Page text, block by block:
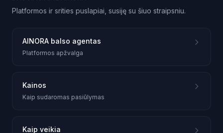
Platformos ir srities puslapiai, susiję su šiuo straipsniu.
AINORA balso agentas
Platformos apžvalga
Kainos
Kaip sudaromas pasiūlymas
Kaip veikia